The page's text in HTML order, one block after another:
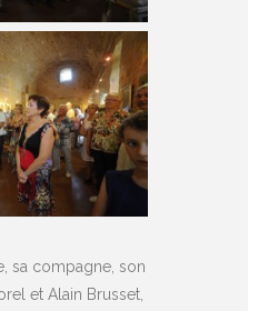
sa compagne, son
et Alain Brusset,